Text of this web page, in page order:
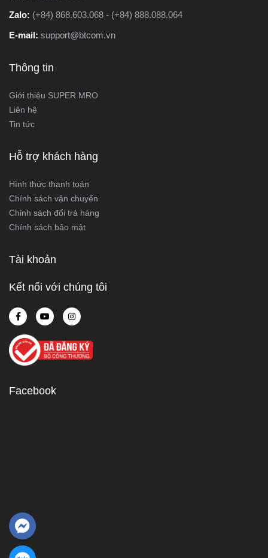
Zalo: (+84) 868.603.068 - (+84) 888.088.064
E-mail: support@btcom.vn
Thông tin
Giới thiệu SUPER MRO
Liên hệ
Tin tức
Hỗ trợ khách hàng
Hình thức thanh toán
Chính sách vận chuyển
Chỉnh sách đổi trả hàng
Chính sách bảo mật
Tài khoản
Kết nối với chúng tôi
Facebook